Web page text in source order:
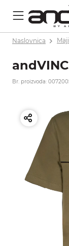
Naslovnica
Br. proizvoda: